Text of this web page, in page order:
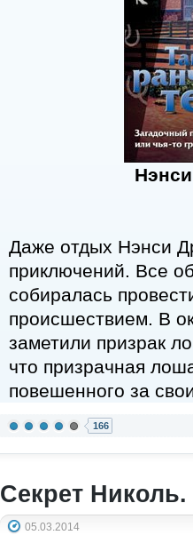
Даже отдых Нэнси
приключений. Все
собиралась
происшествием. В
заметили призрак
что призрачная
повешенного за
166
Секрет
05.03.2014